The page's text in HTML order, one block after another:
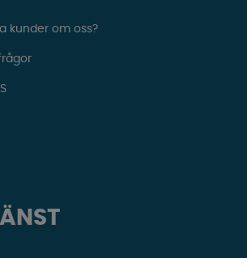
kunder om oss?